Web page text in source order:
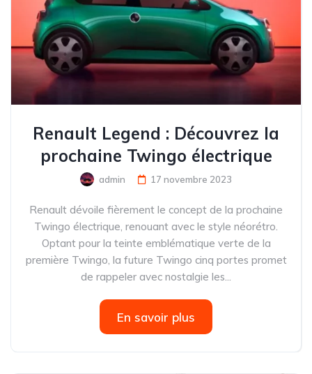
Renault Legend : Découvrez la
prochaine Twingo électrique
admin 17 novembre 2023
Renault dévoile fièrement le concept de la prochaine
Twingo électrique, renouant avec le style néorétro.
Optant pour la teinte emblématique verte de la
première Twingo, la future Twingo cinq portes promet
de rappeler avec nostalgie les...
En savoir plus